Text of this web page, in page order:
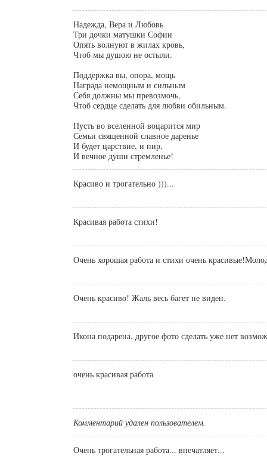
Надежда, Вера и Любовь
Три дочки матушки Софии
Опять волнуют в жилах кровь,
Чтоб мы душою не остыли.
Поддержка вы, опора, мощь
Награда немощным и сильным
Себя должны мы превозмочь,
Чтоб сердце сделать для любви обильным.
Пусть во вселенной воцарится мир
Семьи священной славное даренье
И будет царствие, и пир,
И вечное души стремленье!
Красиво и трогательно )))...
Красивая работа стихи!
Очень хорошая работа и стихи очень
Очень красиво! Жаль весь багет не виден.
Икона подарена, другое фото сделать уже нет
очень красивая работа
Комментарий удален пользователем.
Очень трогательная работа... впечатляет...